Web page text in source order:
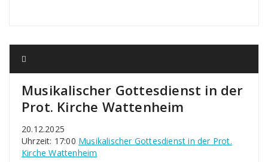
Musikalischer Gottesdienst in der
Prot. Kirche Wattenheim
20.12.2025
Uhrzeit: 17:00 Musikalischer Gottesdienst in der Prot.
Kirche Wattenheim